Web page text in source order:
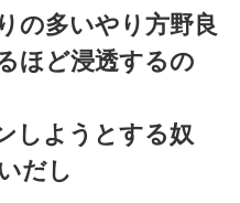
の多いやり方野良
ほど浸透するの
しようとする奴
だし